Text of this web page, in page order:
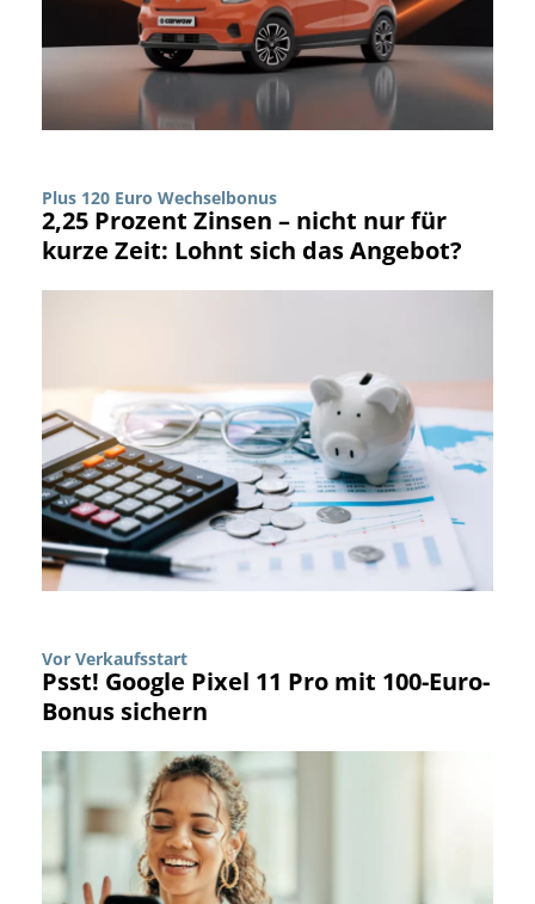
Plus 120 Euro Wechselbonus
2,25 Prozent Zinsen – nicht nur für
kurze Zeit: Lohnt sich das Angebot?
Vor Verkaufsstart
Psst! Google Pixel 11 Pro mit 100-Euro-
Bonus sichern